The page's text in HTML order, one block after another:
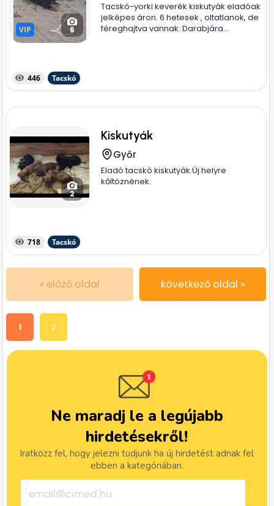
VIP
VIP 6
Tacskó-yorki keverék kiskutyák eladóak
jelképes áron. 6 hetesek , oltatlanok, de
féreghajtva vannak. Darabjára...
446 Tacskó
2
Kiskutyák
Győr
Eladó tacskó kiskutyák.Új helyre
kőltöznènek.
718 Tacskó
« előző oldal következő oldal »
1 2
Ne maradj le a legújabb
hirdetésekről!
Iratkozz fel, hogy jelezni tudjunk ha új hirdetést adnak fel
ebben a kategóriában.